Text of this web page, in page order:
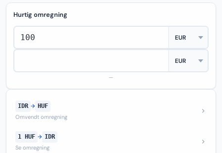
Hurtig omregning
—
IDR → HUF
Omvendt omregning
1 HUF → IDR
Se omregning